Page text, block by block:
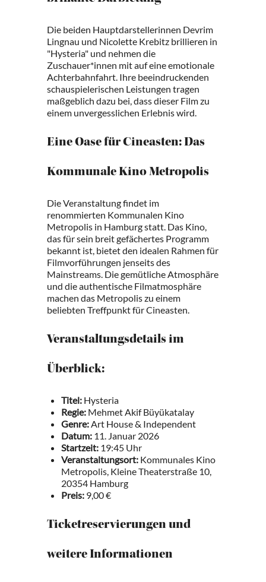
Die beiden Hauptdarstellerinnen Devrim
Lingnau und Nicolette Krebitz brillieren in
"Hysteria" und nehmen die
Zuschauer*innen mit auf eine emotionale
Achterbahnfahrt. Ihre beeindruckenden
schauspielerischen Leistungen tragen
maßgeblich dazu bei, dass dieser Film zu
einem unvergesslichen Erlebnis wird.
Eine Oase für Cineasten: Das
Kommunale Kino Metropolis
Die Veranstaltung findet im
renommierten Kommunalen Kino
Metropolis in Hamburg statt. Das Kino,
das für sein breit gefächertes Programm
bekannt ist, bietet den idealen Rahmen für
Filmvorführungen jenseits des
Mainstreams. Die gemütliche Atmosphäre
und die authentische Filmatmosphäre
machen das Metropolis zu einem
beliebten Treffpunkt für Cineasten.
Veranstaltungsdetails im
Überblick:
Titel: Hysteria
Regie: Mehmet Akif Büyükatalay
Genre:Art House & Independent
Datum: 11. Januar 2026
Startzeit: 19:45 Uhr
Veranstaltungsort: Kommunales Kino
Metropolis, Kleine Theaterstraße 10,
20354 Hamburg
Preis: 9,00 €
Ticketreservierungen und
weitere Informationen